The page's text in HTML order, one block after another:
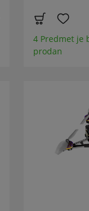
4 Predmet je
prodan